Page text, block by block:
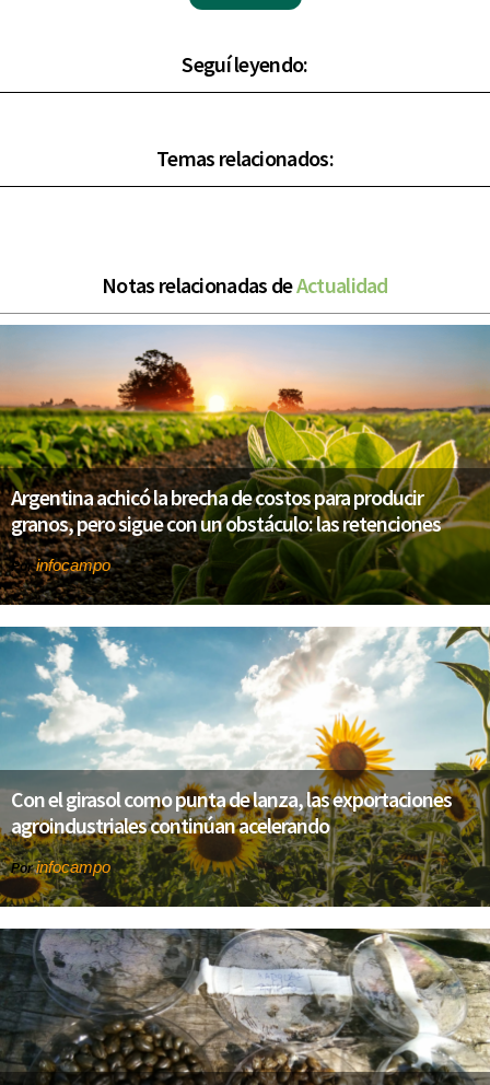
Seguí leyendo:
Temas relacionados:
Notas relacionadas deActualidad
Argentina achicó la brecha de costos para producir
granos, pero sigue con un obstáculo: las retenciones
Porinfocampo
Con el girasol como punta de lanza, las exportaciones
agroindustriales continúan acelerando
Porinfocampo